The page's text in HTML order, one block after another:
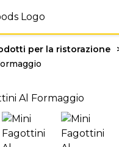
per la ristorazione